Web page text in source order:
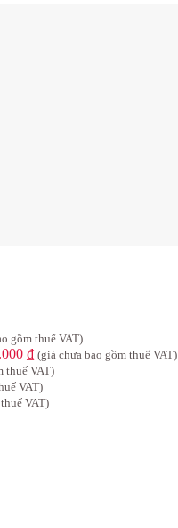
gồm thuế VAT)
₫ (giá chưa bao gồm thuế VAT)
thuế VAT)
VAT)
VAT)